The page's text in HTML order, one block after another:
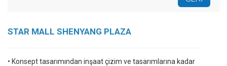
STAR MALL SHENYANG PLAZA
• Konsept tasarımından inşaat çizim ve tasarımlarına kadar